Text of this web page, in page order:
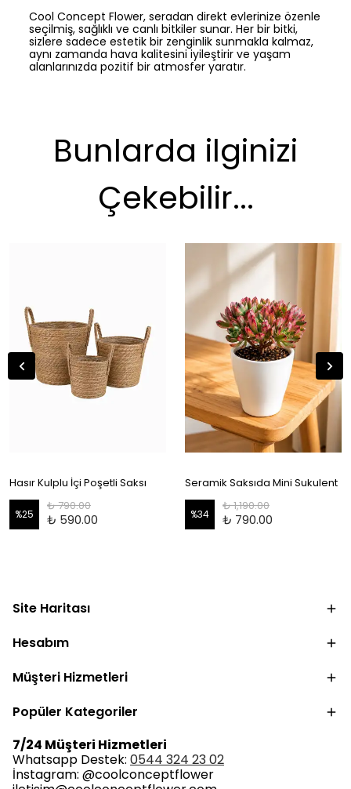
Cool Concept Flower, seradan direkt evlerinize özenle
seçilmiş, sağlıklı ve canlı bitkiler sunar. Her bir bitki,
sizlere sadece estetik bir zenginlik sunmakla kalmaz,
aynı zamanda hava kalitesini iyileştirir ve yaşam
alanlarınızda pozitif bir atmosfer yaratır.
Bunlarda ilginizi
Çekebilir...
Hasır Kulplu İçi Poşetli Saksı
%25
₺ 790.00
₺ 590.00
Seramik Saksıda Mini Sukulent
%34
₺ 1,190.00
₺ 790.00
Site Haritası
Hesabım
Müşteri Hizmetleri
Popüler Kategoriler
7/24 Müşteri Hizmetleri
Whatsapp Destek: 0544 324 23 02
İnstagram: @coolconceptflower